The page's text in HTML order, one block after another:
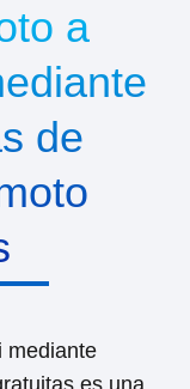
a
de
mediante
es una